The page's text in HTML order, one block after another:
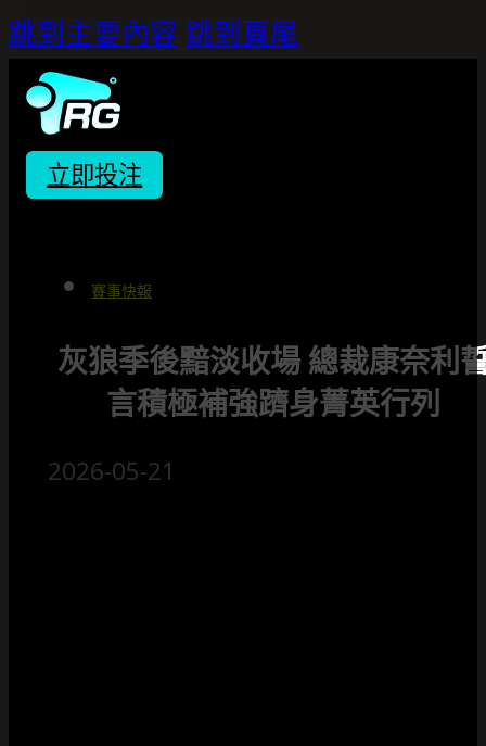
跳到主要內容 跳到頁尾
立即投注
賽事快報
灰狼季後黯淡收場 總裁康奈利
言積極補強躋身菁英行列
2026-05-21